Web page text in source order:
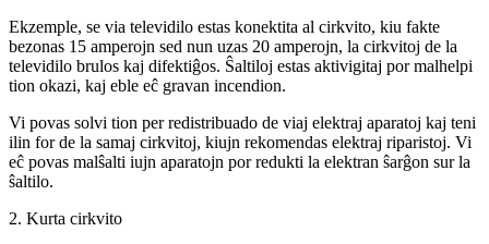
Ekzemple, se via televidilo estas konektita al cirkvito, kiu fakte
bezonas 15 amperojn sed nun uzas 20 amperojn, la cirkvitoj de la
televidilo brulos kaj difektiĝos. Ŝaltiloj estas aktivigitaj por malhelpi
tion okazi, kaj eble eĉ gravan incendion.
Vi povas solvi tion per redistribuado de viaj elektraj aparatoj kaj teni
ilin for de la samaj cirkvitoj, kiujn rekomendas elektraj riparistoj. Vi
eĉ povas malŝalti iujn aparatojn por redukti la elektran ŝarĝon sur la
ŝaltilo.
2. Kurta cirkvito